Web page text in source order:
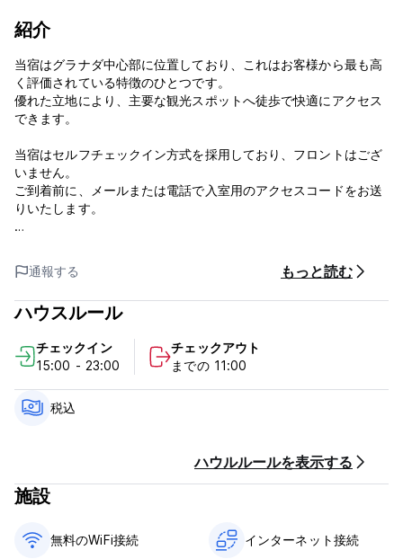
紹介
当宿はグラナダ中心部に位置しており、これはお客様から最も高
く評価されている特徴のひとつです。
優れた立地により、主要な観光スポットへ徒歩で快適にアクセス
できます。
当宿はセルフチェックイン方式を採用しており、フロントはござ
いません。
ご到着前に、メールまたは電話で入室用のアクセスコードをお送
りいたします。
す。
クレジットカードでのお支払いも可能です。
専用バスルーム付きのダブルルームおよびシングルルームには、
共用バスルームのダブルルームには、バルコニーと冷暖房エアコ
ンが備わっています。
専用バスルームのないシングルルームにはエアコンはありません
が、扇風機が設置されています。
キャンセルポリシー：到着の48時間前まで
通報する もっと読む
ハウスルール
チェックイン
15:00 - 23:00
チェックアウト
までの 11:00
税込
ハウルルールを表示する
施設
無料のWiFi接続 インターネット接続